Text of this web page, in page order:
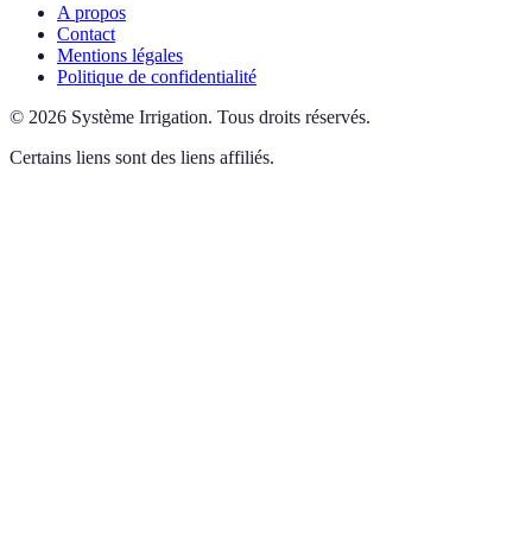
A propos
Contact
Mentions légales
Politique de confidentialité
© 2026 Système Irrigation. Tous droits réservés.
Certains liens sont des liens affiliés.